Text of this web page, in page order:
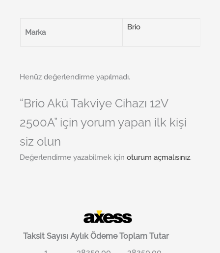
Marka
Brio
Henüz değerlendirme yapılmadı.
“Brio Akü Takviye Cihazı 12V
2500A” için yorum yapan ilk kişi
siz olun
Değerlendirme yazabilmek için oturum açmalısınız.
Taksit Sayısı Aylık Ödeme Toplam Tutar